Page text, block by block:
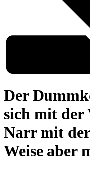
Der
sich mit der
Narr mit
Weise aber